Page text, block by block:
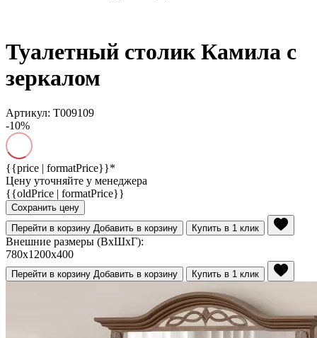
Туалетный столик Камила с
зеркалом
Артикул: Т009109
-10%
{{price | formatPrice}}*
Цену уточняйте у менеджера
{{oldPrice | formatPrice}}
Сохранить цену
Перейти в корзину Добавить в корзину Купить в 1 клик
Внешние размеры (ВхШхГ):
780x1200x400
Перейти в корзину Добавить в корзину Купить в 1 клик